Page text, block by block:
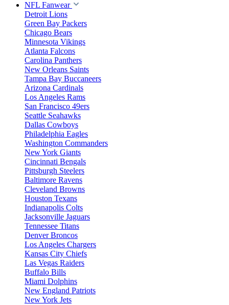
NFL Fanwear
Detroit Lions
Green Bay Packers
Chicago Bears
Minnesota Vikings
Atlanta Falcons
Carolina Panthers
New Orleans Saints
Tampa Bay Buccaneers
Arizona Cardinals
Los Angeles Rams
San Francisco 49ers
Seattle Seahawks
Dallas Cowboys
Philadelphia Eagles
Washington Commanders
New York Giants
Cincinnati Bengals
Pittsburgh Steelers
Baltimore Ravens
Cleveland Browns
Houston Texans
Indianapolis Colts
Jacksonville Jaguars
Tennessee Titans
Denver Broncos
Los Angeles Chargers
Kansas City Chiefs
Las Vegas Raiders
Buffalo Bills
Miami Dolphins
New England Patriots
New York Jets